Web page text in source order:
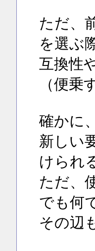
ただ、
を選ぶ
互換性
（便乗
確かに
新しい
けられ
ただ、
でも何
その辺